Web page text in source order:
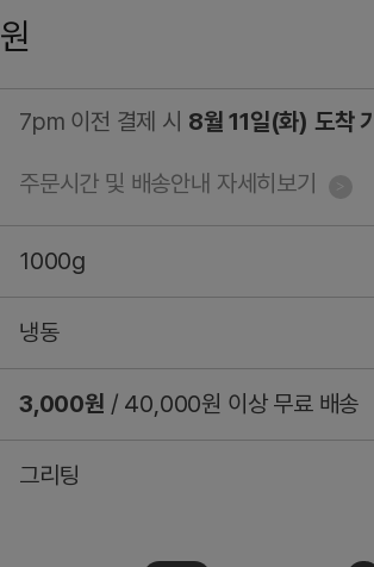
원
7pm 이전 결제 시 8월 11일(화) 도착
주문시간 및 배송안내 자세히보기
1000g
냉동
3,000원 / 40,000원 이상 무료 배송
그리팅